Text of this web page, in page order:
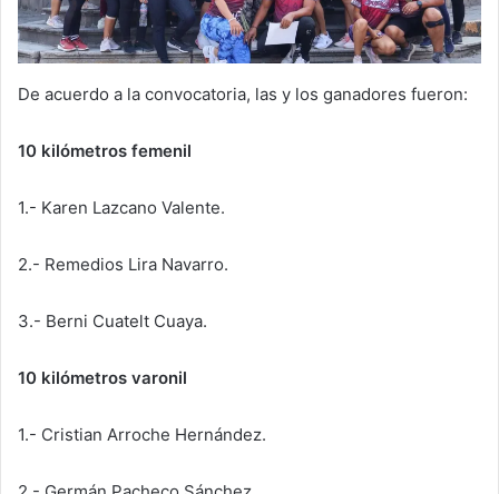
De acuerdo a la convocatoria, las y los ganadores fueron:
10 kilómetros femenil
1.- Karen Lazcano Valente.
2.- Remedios Lira Navarro.
3.- Berni Cuatelt Cuaya.
10 kilómetros varonil
1.- Cristian Arroche Hernández.